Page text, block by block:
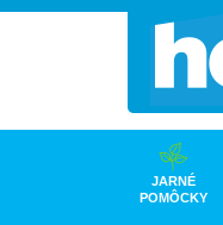
JARNÉ
POMÔCKY